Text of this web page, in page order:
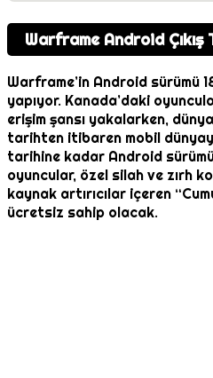
Warframe Android
Warframe’in Android sürümü
yapıyor. Kanada’daki
erişim şansı yakalarken,
tarihten itibaren mobil
tarihine kadar Android
oyuncular, özel silah ve zırh
kaynak artırıcılar içeren
ücretsiz sahip olacak.